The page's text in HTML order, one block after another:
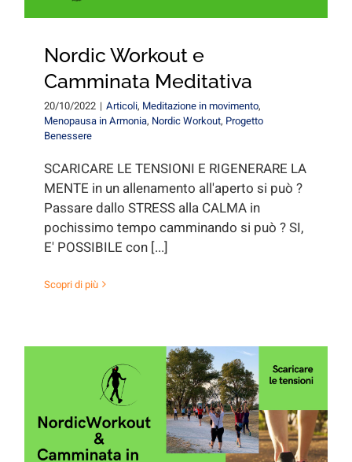
Nordic Workout e
Camminata Meditativa
20/10/2022 | Articoli, Meditazione in movimento,
Menopausa in Armonia, Nordic Workout, Progetto
Benessere
SCARICARE LE TENSIONI E RIGENERARE LA
MENTE in un allenamento all'aperto si può ?
Passare dallo STRESS alla CALMA in
pochissimo tempo camminando si può ? SI,
E' POSSIBILE con [...]
Scopri di più